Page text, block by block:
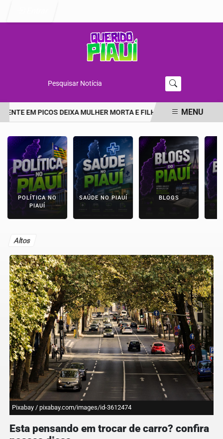
Pesquisar Notícia
EM PICOS DEIXA MULHER MORTA E FILHA EM ESTADO GRAVE
MENU
POLÍTICA NO
PIAUÍ
SAÚDE NO PIAUÍ BLOGS
Altos
Pixabay / pixabay.com/images/id-3612474
Esta pensando em trocar de carro? confira